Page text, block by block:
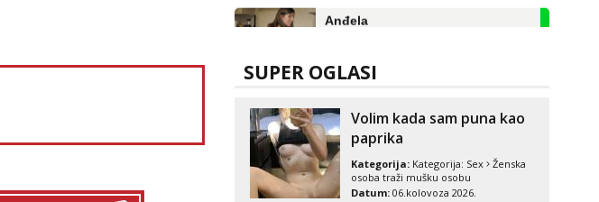
Čekam tvoj poziv!
Razgovaram :)
Tel: 064/677-677
tel:0,93€ - mob:1,12€ min
Obavijesti me kada se oslobodi
SUPER OGLASI
Volim kada sam puna kao
paprika
Kategorija: Kategorija: Sex
Ženska
osoba traži mušku osobu
Datum: 06.kolovoza 2026.